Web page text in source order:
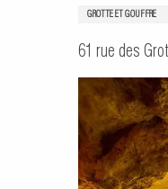
GROTTE ET GOUFFRE
61 rue des